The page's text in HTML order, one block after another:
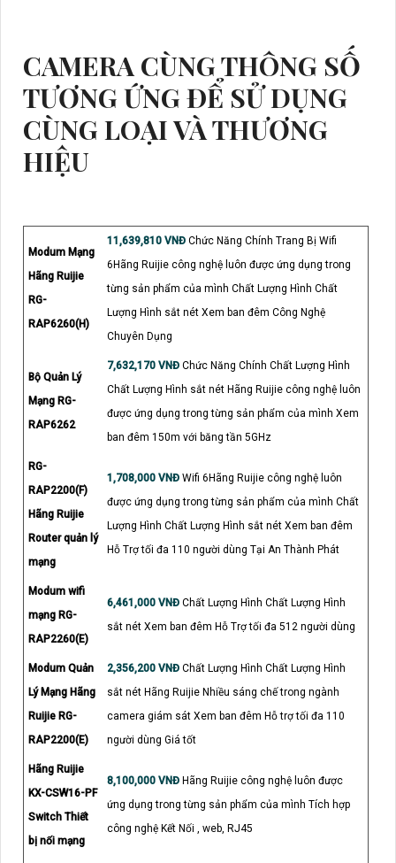
CAMERA CÙNG THÔNG SỐ
TƯƠNG ỨNG ĐỂ SỬ DỤNG
CÙNG LOẠI VÀ THƯƠNG
HIỆU
Modum Mạng
Hãng Ruijie
RG-
RAP6260(H)
11,639,810 VNĐ Chức Năng Chính Trang Bị Wifi
6Hãng Ruijie công nghệ luôn được ứng dụng trong
từng sản phẩm của mình Chất Lượng Hình Chất
Lượng Hình sắt nét Xem ban đêm Công Nghệ
Chuyên Dụng
Bộ Quản Lý
Mạng RG-
RAP6262
7,632,170 VNĐ Chức Năng Chính Chất Lượng Hình
Chất Lượng Hình sắt nét Hãng Ruijie công nghệ luôn
được ứng dụng trong từng sản phẩm của mình Xem
ban đêm 150m với băng tần 5GHz
RG-
RAP2200(F)
Hãng Ruijie
Router quản lý
mạng
1,708,000 VNĐ Wifi 6Hãng Ruijie công nghệ luôn
được ứng dụng trong từng sản phẩm của mình Chất
Lượng Hình Chất Lượng Hình sắt nét Xem ban đêm
Hỗ Trợ tối đa 110 người dùng Tại An Thành Phát
Modum wifi
mạng RG-
RAP2260(E)
6,461,000 VNĐ Chất Lượng Hình Chất Lượng Hình
sắt nét Xem ban đêm Hỗ Trợ tối đa 512 người dùng
Modum Quản
Lý Mạng Hãng
Ruijie RG-
RAP2200(E)
2,356,200 VNĐ Chất Lượng Hình Chất Lượng Hình
sắt nét Hãng Ruijie Nhiều sáng chế trong ngành
camera giám sát Xem ban đêm Hỗ trợ tối đa 110
người dùng Giá tốt
Hãng Ruijie
KX-CSW16-PF
Switch Thiết
bị nối mạng
8,100,000 VNĐ Hãng Ruijie công nghệ luôn được
ứng dụng trong từng sản phẩm của mình Tích hợp
công nghệ Kết Nối , web, RJ45